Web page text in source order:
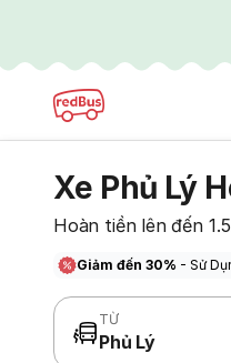
Xe Phủ Lý
Hoàn tiền lên đến
Giảm đến 30% - Sử
TỪ
Phủ Lý